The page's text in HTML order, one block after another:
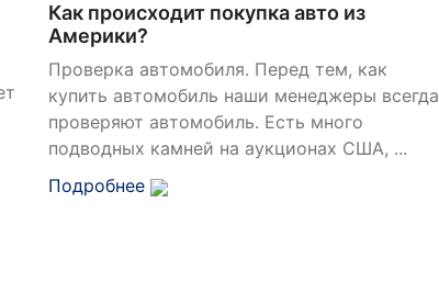
Как происходит покупка авто из
Америки?
Проверка автомобиля. Перед тем, как
купить автомобиль наши менеджеры всегда
проверяют автомобиль. Есть много
подводных камней на аукционах США, ...
Подробнее